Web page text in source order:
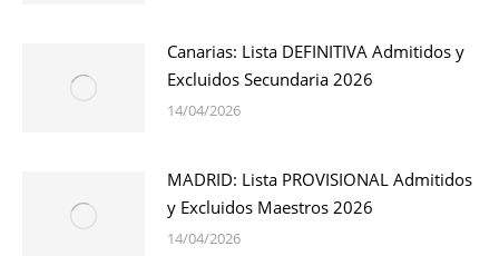
Canarias: Lista DEFINITIVA Admitidos y
Excluidos Secundaria 2026
14/04/2026
MADRID: Lista PROVISIONAL Admitidos
y Excluidos Maestros 2026
14/04/2026